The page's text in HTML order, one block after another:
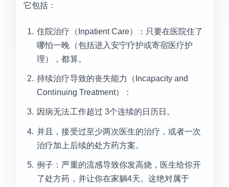
它包括：
住院治疗（Inpatient Care）：只要在医院住了
哪怕一晚（包括进入安宁疗护或寄宿医疗护
理），都算。
持续治疗导致的丧失能力（Incapacity and
Continuing Treatment）：
因病无法工作超过 3个连续的日历日。
并且，接受过至少两次医生的治疗，或者一次
治疗加上后续的处方药方案。
例子：严重的流感导致你发高烧，医生给你开
了处方药，并让你在家躺4天。这绝对属于